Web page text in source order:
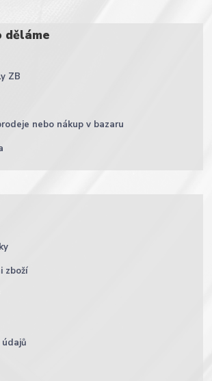
děláme
ZB
nebo nákup v bazaru
zboží